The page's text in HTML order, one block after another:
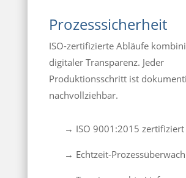
Prozesssicherheit
ISO-zertifizierte Abläufe
digitaler Transparenz. Jeder
Produktionsschritt ist
nachvollziehbar.
→ ISO 9001:2015 zertifiziert
→ Echtzeit-